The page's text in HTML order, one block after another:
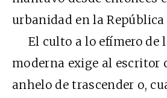
urbanidad en la República
El culto a lo efímero de
moderna exige al escritor
anhelo de trascender o,